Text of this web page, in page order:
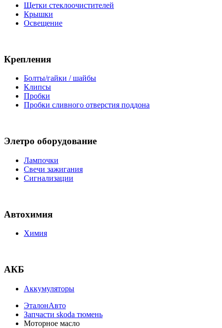
Щетки стеклоочистителей
Крышки
Освещение
Крепления
Болты/гайки / шайбы
Клипсы
Пробки
Пробки сливного отверстия поддона
Элетро оборудование
Лампочки
Свечи зажигания
Сигнализации
Автохимия
Химия
АКБ
Аккумуляторы
ЭталонАвто
Запчасти skoda тюмень
Моторное масло